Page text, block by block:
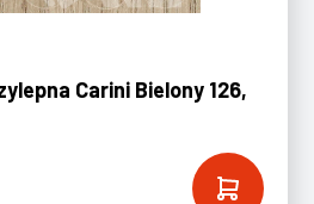
Carini Bielony 126,